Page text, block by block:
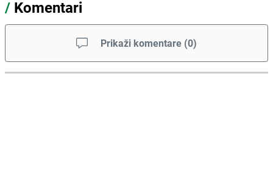
/ Komentari
Prikaži komentare (0)